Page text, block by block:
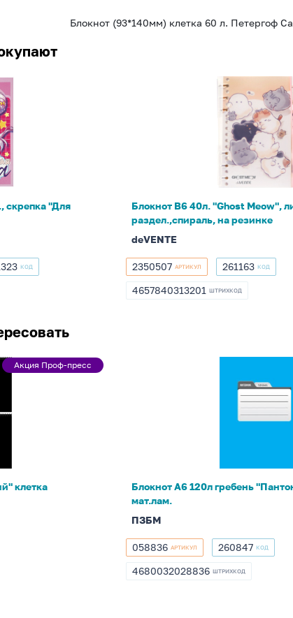
Блокнот (93*140мм) клетка 60 л. Петергоф
скрепка "Для
КОД
раздел.,спираль,
на
резинке
Блокнот B6 40л. "Ghost Meow",
раздел.,спираль, на резинке
deVENTE
2350507
2350507 АРТИКУЛ 261163
261163 КОД
4657840313201
4657840313201 ШТРИХКОД
Акция
Акция Проф-пресс
клетка
Блокнот А6 120л гребень
мат.лам.
ПЗБМ
058836
058836 АРТИКУЛ 260847
260847 КОД
4680032028836
4680032028836 ШТРИХКОД